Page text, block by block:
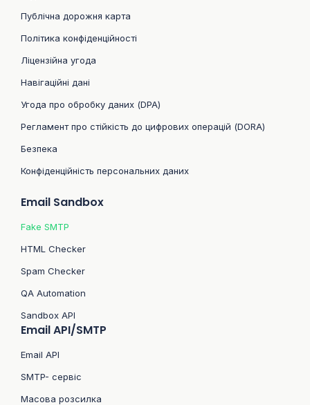
Публічна дорожня карта
Політика конфіденційності
Ліцензійна угода
Навігаційні дані
Угода про обробку даних (DPA)
Регламент про стійкість до цифрових операцій (DORA)
Безпека
Конфіденційність персональних даних
Email Sandbox
Fake SMTP
HTML Checker
Spam Checker
QA Automation
Sandbox API
Email API/SMTP
Email API
SMTP- сервіс
Масова розсилка